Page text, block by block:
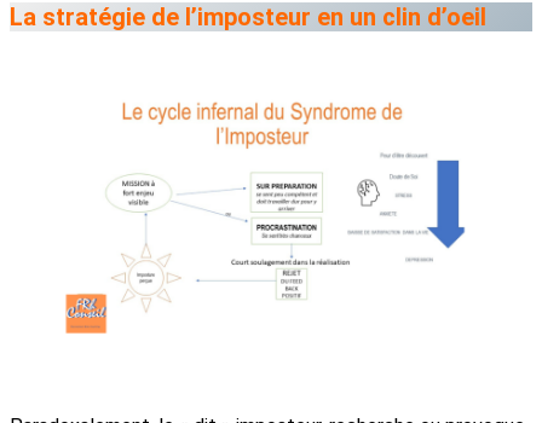
La stratégie de l’imposteur en un clin d’oeil